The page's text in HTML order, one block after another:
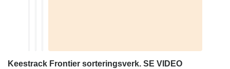
Keestrack Frontier sorteringsverk. SE VIDEO